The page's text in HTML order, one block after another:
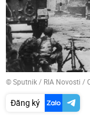
© Sputnik / RIA Novosti /
Đăng ký